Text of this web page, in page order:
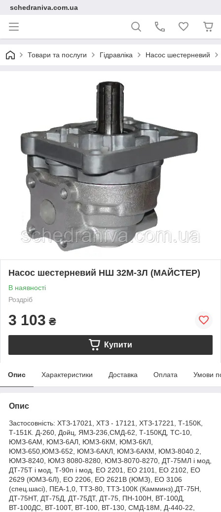
schedraniva.com.ua
Товари та послуги Гідравліка Насос шестерневий
Насос шестерневий НШ 32М-3Л (МАЙСТЕР)
В наявності
Роздріб
3 103 ₴
Купити
Опис Характеристики Доставка Оплата Умови
Опис
Застосовність: ХТЗ-17021, ХТЗ - 17121, ХТЗ-17221, Т-150К,
Т-151К. Д-260, Дойц, ЯМЗ-236,СМД-62, Т-150КД, ТС-10,
ЮМЗ-6АМ, ЮМЗ-6АЛ, ЮМЗ-6КМ, ЮМЗ-6КЛ,
ЮМЗ-650,ЮМЗ-652, ЮМЗ-6АКЛ, ЮМЗ-6АКМ, ЮМЗ-8040.2,
ЮМЗ-8240, ЮМЗ 8080-8280, ЮМЗ-8070-8270, ДТ-75МЛ і мод,
ДТ-75Т і мод, Т-90п і мод, ЕО 2201, ЕО 2101, ЕО 2102, ЕО
2629 (ЮМЗ-6Л), ЕО 2206, ЕО 2621В (ЮМЗ), ЕО 3106
(спец.шасі), ПЕА-1,0, ТТЗ-80, ТТЗ-100К (Камминз),ДТ-75Н,
ДТ-75НТ, ДТ-75Д, ДТ-75ДТ, ДТ-75, ПН-100Н, ВТ-100Д,
ВТ-100ДС, ВТ-100Т, ВТ-100, ВТ-130, СМД-18М, Д-440-22,